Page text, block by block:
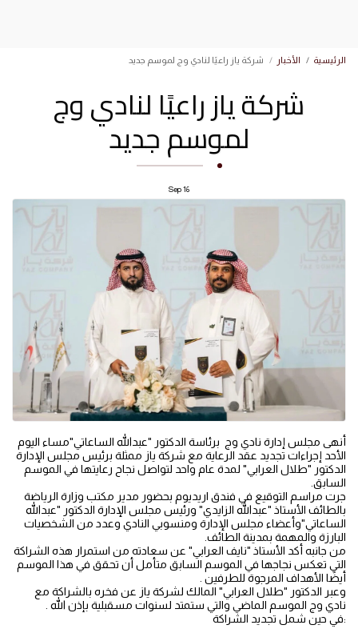
الرئيسية الأخبار شركة ياز راعيًا لنادي وج لموسم جديد
شركة ياز راعيًا لنادي وج
لموسم جديد
Sep
أنهى مجلس إدارة نادي وج برئاسة الدكتور "عبدالله الساعاتي"مساء اليوم
الأحد إجراءات تجديد عقد الرعاية مع شركة ياز ممثلة برئيس مجلس الإدارة
الدكتور "طلال العرابي" لمدة عام واحد لتواصل نجاح رعايتها في الموسم
السابق.
جرت مراسم التوقيع في فندق اريديوم بحضور مدير مكتب وزارة الرياضة
بالطائف الأستاذ "عبدالله الزايدي" ورئيس مجلس الإدارة الدكتور "عبدالله
الساعاتي"وأعضاء مجلس الإدارة ومنسوبي النادي وعدد من الشخصيات
البارزة والمهمة بمدينة الطائف.
من جانبه أكد الأستاذ "نايف العرابي" عن سعادته من استمرار هذه الشراكة
التي تعكس نجاجها في الموسم السابق متأمل أن تحقق في هذا الموسم
أيضًا الأهداف المرجوة للطرفين .
وعبر الدكتور "طلال العرابي" المالك لشركة ياز عن فخره بالشراكة مع
نادي وج الموسم الماضي والتي ستمتد لسنوات مسقبلية بإذن الله .
:في حين شمل تجديد الشراكة